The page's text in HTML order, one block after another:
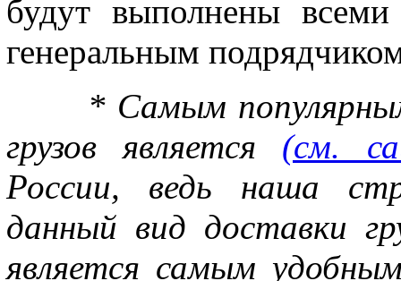
будут выполнены
генеральным
* Самым популярным
грузов является (см.
России, ведь наша
данный вид доставки
является самым